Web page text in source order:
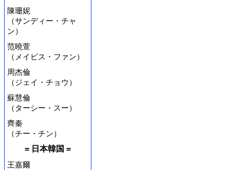
陳珊妮
（サンディー・チャ
ン）
范曉萱
（メイビス・ファン）
周杰倫
（ジェイ・チョウ）
蘇慧倫
（ターシー・スー）
齊秦
（チー・チン）
= 日本韓国 =
王嘉爾